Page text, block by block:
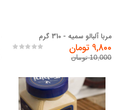
مربا آلبالو سمیه - 310 گرم
9,800 تومان
10,000 تومان